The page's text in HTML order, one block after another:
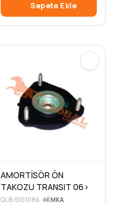
Sepete Ekle
AMORTİSÖR ÖN
TAKOZU TRANSIT 06>
GLB-5101086 •HIMKA